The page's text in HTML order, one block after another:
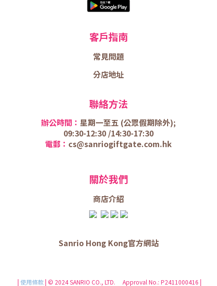
客戶指南
常見問題
分店地址
聯絡方法
辦公時間： 星期一至五 (公眾假期除外);
09:30-12:30 /14:30-17:30
電郵： cs@sanriogiftgate.com.hk
關於我們
商店介紹
Sanrio Hong Kong官方網站
| 使用條款| © 2024 SANRIO CO., LTD. Approval No.: P2411000416 |